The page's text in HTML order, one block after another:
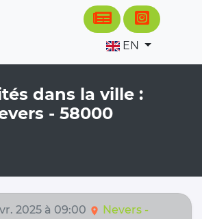
EN
dans la ville :
- 58000
2025 à 09:00 location_on Nevers -